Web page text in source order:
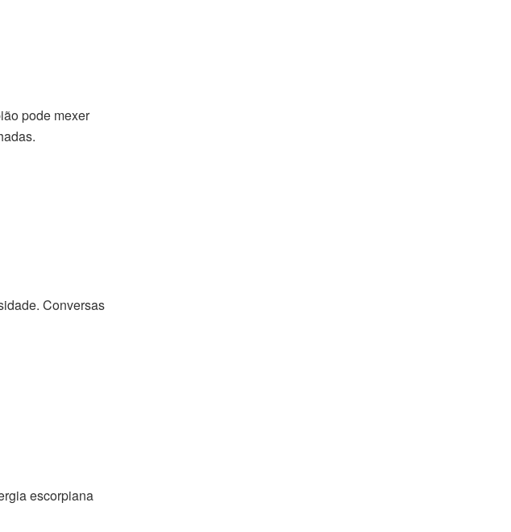
pode mexer
Conversas
escorpiana